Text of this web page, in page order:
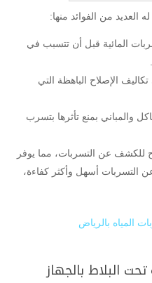
من الفوائد منها:
المائية قبل أن تتسبب في
الإصلاح الباهظة التي
والمباني بمنع تأثرها بتسرب
للكشف عن التسربات، مما يوفر
التسربات أسهل وأكثر كفاءة،
المياه بالرياض
البلاط بالجهاز